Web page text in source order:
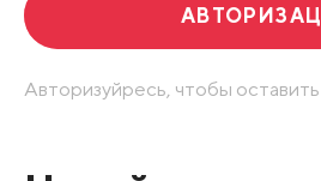
Авторизуйресь, чтобы